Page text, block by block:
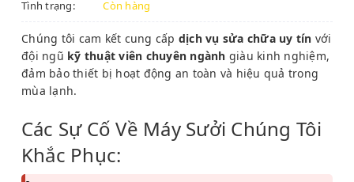
Tình trạng:
Còn hàng
Chúng tôi cam kết cung cấp dịch vụ sửa chữa uy tín với
đội ngũ kỹ thuật viên chuyên ngành giàu kinh nghiệm,
đảm bảo thiết bị hoạt động an toàn và hiệu quả trong
mùa lạnh.
Các Sự Cố Về Máy Sưởi Chúng Tôi
Khắc Phục: